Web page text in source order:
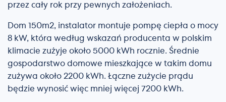
przez cały rok przy pewnych założeniach.
Dom 150m2, instalator montuje pompę ciepła o mocy
8 kW, która według wskazań producenta w polskim
klimacie zużyje około 5000 kWh rocznie. Średnie
gospodarstwo domowe mieszkające w takim domu
zużywa około 2200 kWh. Łączne zużycie prądu
będzie wynosić więc mniej więcej 7200 kWh.